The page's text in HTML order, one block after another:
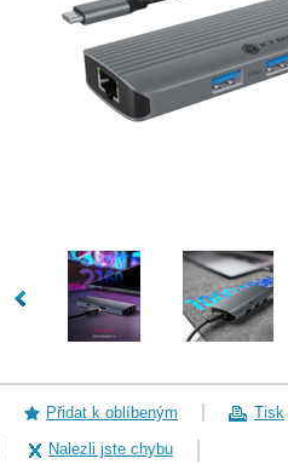
Přidat k oblíbeným
Tisk
Nalezli jste chybu